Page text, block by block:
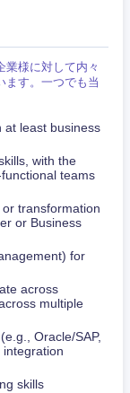
様に対して内々
ます。一つでも当
at least business
with the
teams
transformation
or Business
for
across
multiple
Oracle/SAP,
skills